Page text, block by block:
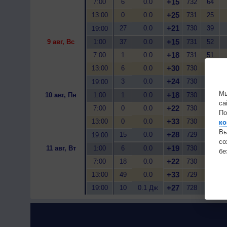
7:00
6 0.0 +15 732 64
13:00
0 0.0 +25 731 25
19:00
27 0.0 +21 730 39
9 авг, Вс
1:00 37 0.0 +15 731 52
7:00
1 0.0 +18 731 51
13:00
6 0.0 +30 730
19:00
3 0.0 +24 730
10 авг, Пн
1:00 1 0.0 +18 730
7:00
0 0.0 +22 730
13:00
0 0.0 +33 730
19:00
15 0.0 +28 729
11 авг, Вт
1:00 6 0.0 +19 730
7:00
18 0.0 +22 730
13:00
49 0.0 +33 729
19:00
10 0.1 Дж +27 728